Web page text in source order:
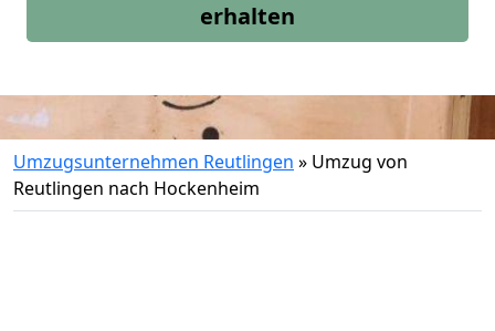
erhalten
Umzugsunternehmen Reutlingen » Umzug von
Reutlingen nach Hockenheim